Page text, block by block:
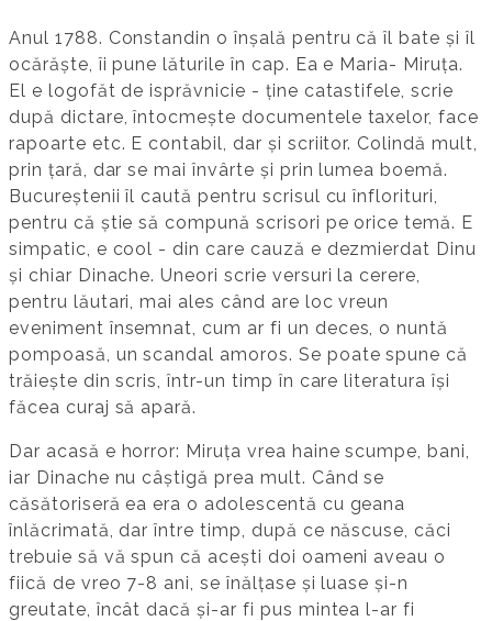
Anul 1788. Constandin o înșală pentru că îl bate și îl
ocărăște, îi pune lăturile în cap. Ea e Maria- Miruța.
El e logofăt de isprăvnicie - ține catastifele, scrie
după dictare, întocmește documentele taxelor, face
rapoarte etc. E contabil, dar și scriitor. Colindă mult,
prin țară, dar se mai învârte și prin lumea boemă.
Bucureștenii îl caută pentru scrisul cu înflorituri,
pentru că știe să compună scrisori pe orice temă. E
simpatic, e cool - din care cauză e dezmierdat Dinu
și chiar Dinache. Uneori scrie versuri la cerere,
pentru lăutari, mai ales când are loc vreun
eveniment însemnat, cum ar fi un deces, o nuntă
pompoasă, un scandal amoros. Se poate spune că
trăiește din scris, într-un timp în care literatura își
făcea curaj să apară.
Dar acasă e horror: Miruța vrea haine scumpe, bani,
iar Dinache nu câștigă prea mult. Când se
căsătoriseră ea era o adolescentă cu geana
înlăcrimată, dar între timp, după ce născuse, căci
trebuie să vă spun că acești doi oameni aveau o
fiică de vreo 7-8 ani, se înălțase și luase și-n
greutate, încât dacă și-ar fi pus mintea l-ar fi